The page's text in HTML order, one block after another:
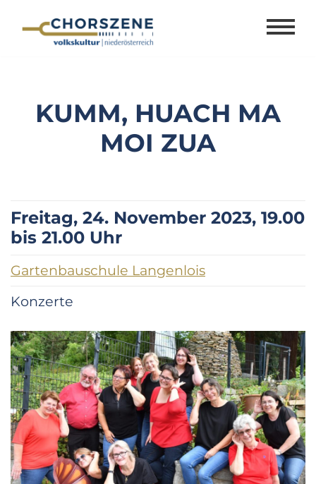
KUMM, HUACH MA
MOI ZUA
Freitag, 24. November 2023, 19.00
bis 21.00 Uhr
Gartenbauschule Langenlois
Konzerte